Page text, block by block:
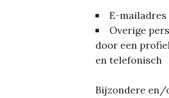
E-mailadres
Overige
door een
en telefonisch
Bijzondere en/